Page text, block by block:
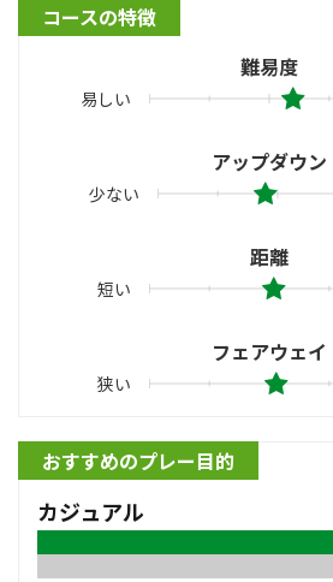
コースの特徴
難易度
易しい
アップダウン
少ない
距離
短い
フェアウェイ
狭い
おすすめのプレー目的
カジュアル